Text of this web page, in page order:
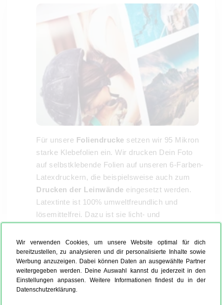
Wir verwenden Cookies, um unsere Website optimal für dich
bereitzustellen, zu analysieren und dir personalisierte Inhalte sowie
Werbung anzuzeigen. Dabei können Daten an ausgewählte Partner
weitergegeben werden. Deine Auswahl kannst du jederzeit in den
Einstellungen anpassen. Weitere Informationen findest du in der
Datenschutzerklärung.
Für unsere Foliendrucke setzen wir 95 Mikron
starke Klebefolien ein. Wir drucken Dein Foto
auf selbstklebende Folien auf unseren 6-Farben-
Latexdruckern, die beispielsweise auch zum
Drucken der Leinwände eingesetzt werden.
Latextinte ist 100% umweltfreundlich und
lösemittelfrei. Dazu ist sie licht- und
Qualität der Dekofolie, kannst Du die
Selbstklebefolieauch zum dekorieren
verwenden. Z.B. sehen Fliesen in der Küche mit
der Dekorfolie matt toll aus! Du kannst Deine
Klebefolien problemlos abwischen und reinigen.